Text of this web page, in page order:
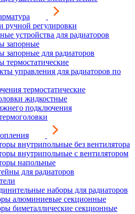
ручной регулировки
устройства для радиаторов
запорные
запорные для радиаторов
термостатические
управления для радиаторов по
термостатические
жидкостные
подключения
внутрипольные без вентилятора
внутрипольные с вентилятором
напольные
для радиаторов
наборы для радиаторов
алюминиевые секционные
биметаллические секционные